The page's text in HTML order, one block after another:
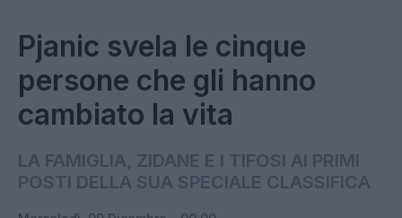
Pjanic svela le cinque
persone che gli hanno
cambiato la vita
LA FAMIGLIA, ZIDANE E I TIFOSI AI PRIMI
POSTI DELLA SUA SPECIALE CLASSIFICA